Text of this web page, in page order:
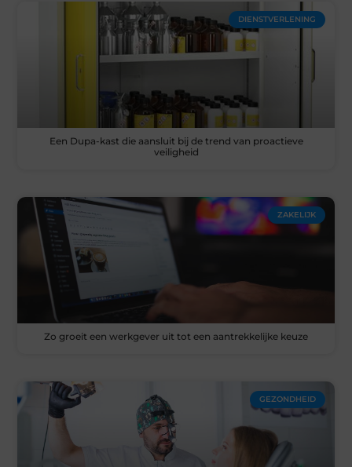
DIENSTVERLENING
Een Dupa-kast die aansluit bij de trend van proactieve
veiligheid
ZAKELIJK
Zo groeit een werkgever uit tot een aantrekkelijke keuze
GEZONDHEID